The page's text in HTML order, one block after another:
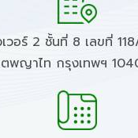
วอร์ 2 ชั้นที่ 8 เลขที่
พญาไท กรุงเทพฯ